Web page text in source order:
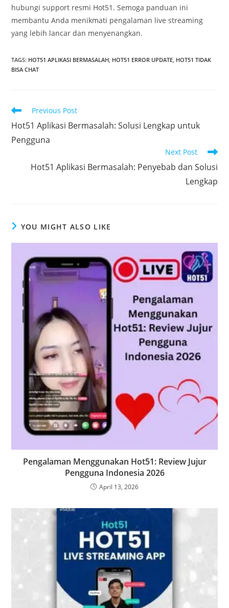
hubungi support resmi Hot51. Semoga panduan ini
membantu Anda menikmati pengalaman live streaming
yang lebih lancar dan menyenangkan.
TAGS: HOT51 APLIKASI BERMASALAH, HOT51 ERROR UPDATE, HOT51 TIDAK
BISA CHAT
Read
articles
Previous Post
Hot51 Aplikasi Bermasalah: Solusi Lengkap untuk
Pengguna
Next Post
Hot51 Aplikasi Bermasalah: Penyebab dan Solusi
Lengkap
YOU MIGHT ALSO LIKE
Pengalaman Menggunakan Hot51: Review Jujur
Pengguna Indonesia 2026
April 13, 2026